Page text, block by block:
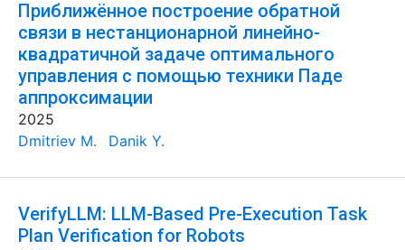
Приближённое построение обратной
связи в нестанционарной линейно-
квадратичной задаче оптимального
управления с помощью техники Паде
аппроксимации
2025
Dmitriev M.
Danik Y.
VerifyLLM: LLM-Based Pre-Execution Task
Plan Verification for Robots